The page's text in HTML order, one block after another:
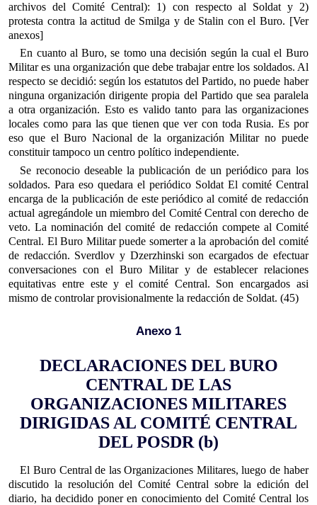
archivos del Comité Central): 1) con respecto al Soldat y 2)
protesta contra la actitud de Smilga y de Stalin con el Buro. [Ver
anexos]
En cuanto al Buro, se tomo una decisión según la cual el Buro
Militar es una organización que debe trabajar entre los soldados. Al
respecto se decidió: según los estatutos del Partido, no puede haber
ninguna organización dirigente propia del Partido que sea paralela
a otra organización. Esto es valido tanto para las organizaciones
locales como para las que tienen que ver con toda Rusia. Es por
eso que el Buro Nacional de la organización Militar no puede
constituir tampoco un centro político independiente.
Se reconocio deseable la publicación de un periódico para los
soldados. Para eso quedara el periódico Soldat El comité Central
encarga de la publicación de este periódico al comité de redacción
actual agregándole un miembro del Comité Central con derecho de
veto. La nominación del comité de redacción compete al Comité
Central. El Buro Militar puede somerter a la aprobación del comité
de redacción. Sverdlov y Dzerzhinski son ecargados de efectuar
conversaciones con el Buro Militar y de establecer relaciones
equitativas entre este y el comité Central. Son encargados asi
mismo de controlar provisionalmente la redacción de Soldat. (45)
Anexo 1
DECLARACIONES DEL BURO
CENTRAL DE LAS
ORGANIZACIONES MILITARES
DIRIGIDAS AL COMITÉ CENTRAL
DEL POSDR (b)
El Buro Central de las Organizaciones Militares, luego de haber
discutido la resolución del Comité Central sobre la edición del
diario, ha decidido poner en conocimiento del Comité Central los